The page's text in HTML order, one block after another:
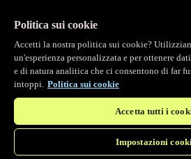
Main menu
/ Prodotti
Osservabilità
Logging in tempo reale
Politica sui cookie
Accetti la nostra politica sui cookie?
un'esperienza personalizzata e per ottenere
e di natura analitica che ci consentono di far
intoppi. Politica sui cookie
Accetta tutti i
Impostazioni